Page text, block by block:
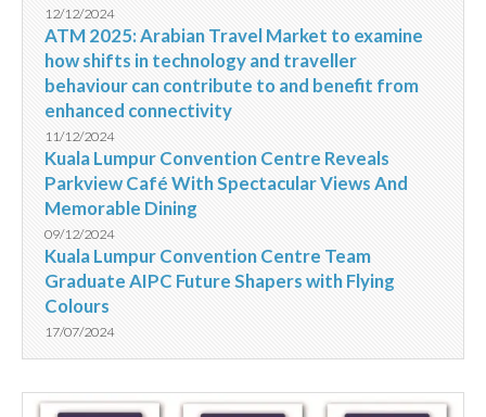
12/12/2024
ATM 2025: Arabian Travel Market to examine
how shifts in technology and traveller
behaviour can contribute to and benefit from
enhanced connectivity
11/12/2024
Kuala Lumpur Convention Centre Reveals
Parkview Café With Spectacular Views And
Memorable Dining
09/12/2024
Kuala Lumpur Convention Centre Team
Graduate AIPC Future Shapers with Flying
Colours
17/07/2024